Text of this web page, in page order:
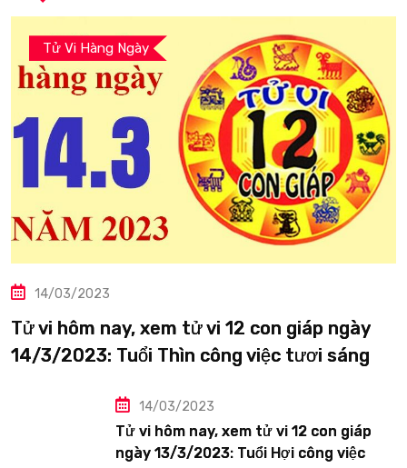
Tử Vi Hàng Ngày
14/03/2023
Tử vi hôm nay, xem tử vi 12 con giáp ngày
14/3/2023: Tuổi Thìn công việc tươi sáng
14/03/2023
Tử vi hôm nay, xem tử vi 12 con giáp
ngày 13/3/2023: Tuổi Hợi công việc